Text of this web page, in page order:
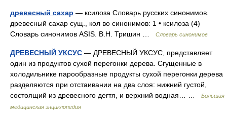
древесный сахар — ксилоза Словарь русских синонимов.
древесный сахар сущ., кол во синонимов: 1 • ксилоза (4)
Словарь синонимов ASIS. В.Н. Тришин …
Словарь синонимов
ДРЕВЕСНЫЙ УКСУС — ДРЕВЕСНЫЙ УКСУС, представляет
один из продуктов сухой перегонки дерева. Сгущенные в
холодильнике парообразные продукты сухой перегонки дерева
разделяются при отстаивании на два слоя: нижний густой,
состоящий из древесного дегтя, и верхний водная… …
Большая
медицинская энциклопедия